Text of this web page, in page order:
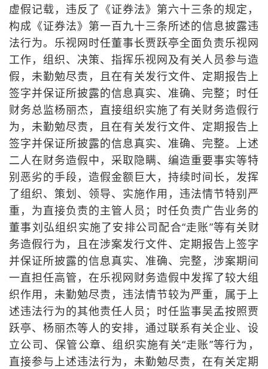
虚假记载，违反了《证券法》第六十三条的规定，
构成《证券法》第一百九十三条所述的信息披露违
法行为。乐视网时任董事长贾跃亭全面负责乐视网
工作，组织、决策、指挥乐视网及有关人员参与造
假，未勤勉尽责，且在有关发行文件、定期报告上
签字并保证所披露的信息真实、准确、完整；时任
财务总监杨丽杰，直接组织实施了有关财务造假行
为，未勤勉尽责，且在有关发行文件、定期报告上
签字并保证所披露的信息真实、准确、完整。上述
二人在财务造假中，采取隐瞒、编造重要事实等特
别恶劣的手段，造假金额巨大，持续时间长，发挥
了组织、策划、领导、实施作用，违法情节特别严
重，为直接负责的主管人员；时任负责广告业务的
董事刘弘组织实施了安排公司配合“走账”等有关财
务造假行为，且在涉案发行文件、定期报告上签字
并保证所披露的信息真实、准确、完整，涉案期间
一直担任高管，在乐视网财务造假中发挥了较大组
织作用，未勤勉尽责，违法情节较为严重，属于上
述违法行为的其他责任人员；时任监事吴孟按照贾
跃亭、杨丽杰等人的安排，通过联系有关企业、设
立公司、保管公章、组织实施有关“走账”等行为，
直接参与上述违法行为，未勤勉尽责，在有关定期